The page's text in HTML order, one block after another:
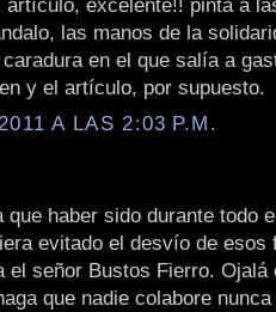
artículo, excelente!! pinta a
las manos de la
en el que salía a
y el artículo, por supuesto.
A LAS 2:03 P.M.
que haber sido durante todo
evitado el desvío de esos
el señor Bustos Fierro. Ojalá
que nadie colabore